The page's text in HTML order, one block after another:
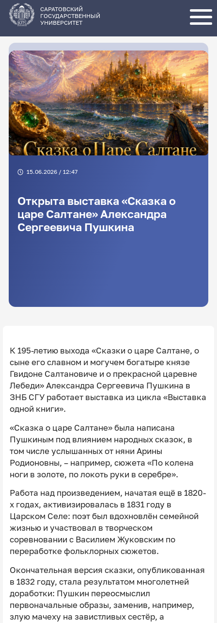
основному
содержанию
САРАТОВСКИЙ
ГОСУДАРСТВЕННЫЙ
УНИВЕРСИТЕТ
15.06.2026 / 12:47
Открыта выставка «Сказка о
царе Салтане» Александра
Сергеевича Пушкина
К 195-летию выхода «Сказки о царе Салтане, о
сыне его славном и могучем богатыре князе
Гвидоне Салтановиче и о прекрасной царевне
Лебеди» Александра Сергеевича Пушкина в
ЗНБ СГУ работает выставка из цикла «Выставка
одной книги».
«Сказка о царе Салтане» была написана
Пушкиным под влиянием народных сказок, в
том числе услышанных от няни Арины
Родионовны, – например, сюжета «По колена
ноги в золоте, по локоть руки в серебре».
Работа над произведением, начатая ещё в 1820-
х годах, активизировалась в 1831 году в
Царском Селе: поэт был вдохновлён семейной
жизнью и участвовал в творческом
соревновании с Василием Жуковским по
переработке фольклорных сюжетов.
Окончательная версия сказки, опубликованная
в 1832 году, стала результатом многолетней
доработки: Пушкин переосмыслил
первоначальные образы, заменив, например,
злую мачеху на завистливых сестёр, а